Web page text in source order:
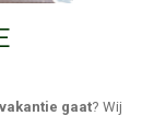
gaat? Wij